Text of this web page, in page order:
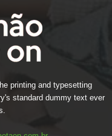
printing and typesetting
standard dummy text ever